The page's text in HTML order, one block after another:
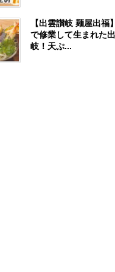
【出雲讃岐 麺屋出福
で修業して生まれた
岐！天ぷ...